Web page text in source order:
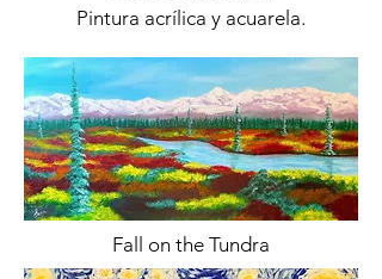
Pintura acrílica y acuarela.
Fall on the Tundra